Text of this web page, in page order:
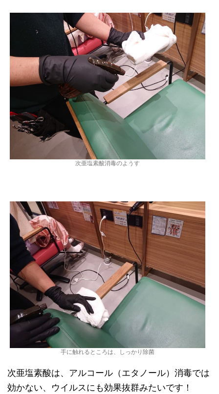
次亜塩素酸消毒のようす
手に触れるところは、しっかり除菌
次亜塩素酸は、アルコール（エタノール）消毒では
効かない、ウイルスにも効果抜群みたいです！